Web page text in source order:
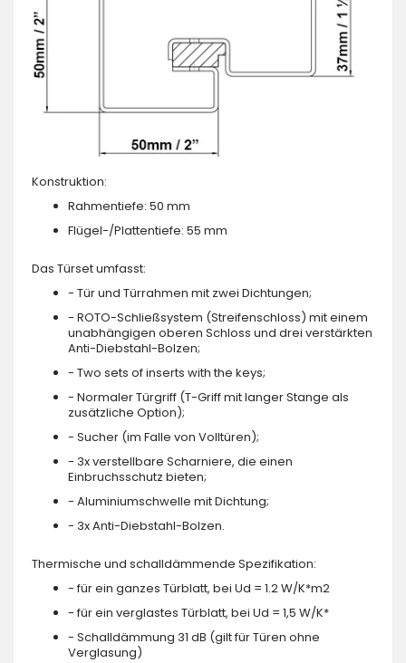
Konstruktion:
Rahmentiefe: 50 mm
Flügel-/Plattentiefe: 55 mm
Das Türset umfasst:
- Tür und Türrahmen mit zwei Dichtungen;
- ROTO-Schließsystem (Streifenschloss) mit einem
unabhängigen oberen Schloss und drei verstärkten
Anti-Diebstahl-Bolzen;
- Two sets of inserts with the keys;
- Normaler Türgriff (T-Griff mit langer Stange als
zusätzliche Option);
- Sucher (im Falle von Volltüren);
- 3x verstellbare Scharniere, die einen
Einbruchsschutz bieten;
- Aluminiumschwelle mit Dichtung;
- 3x Anti-Diebstahl-Bolzen.
Thermische und schalldämmende Spezifikation:
- für ein ganzes Türblatt, bei Ud = 1.2 W/K*m2
- für ein verglastes Türblatt, bei Ud = 1,5 W/K*
- Schalldämmung 31 dB (gilt für Türen ohne
Verglasung)